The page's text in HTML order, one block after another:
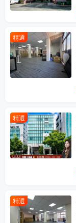
精選
精選
精選